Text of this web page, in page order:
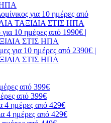
ΗΠΑ
για 10 ημέρες από
ΤΑΞΙΔΙΑ ΣΤΙΣ ΗΠΑ
10 ημέρες από 1990€ |
ΣΤΙΣ ΗΠΑ
για 10 ημέρες από 2390€ |
ΣΤΙΣ ΗΠΑ
από 399€
από 399€
4 ημέρες από 429€
4 ημέρες από 429€